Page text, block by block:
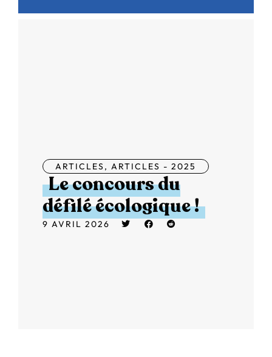
ARTICLES, ARTICLES - 2025
Le concours du
défilé écologique !
9 AVRIL 2026